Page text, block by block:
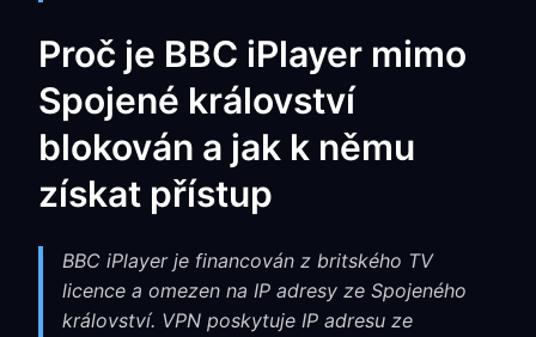
Proč je BBC iPlayer mimo
Spojené království
blokován a jak k němu
získat přístup
BBC iPlayer je financován z britského TV
licence a omezen na IP adresy ze Spojeného
království. VPN poskytuje IP adresu ze